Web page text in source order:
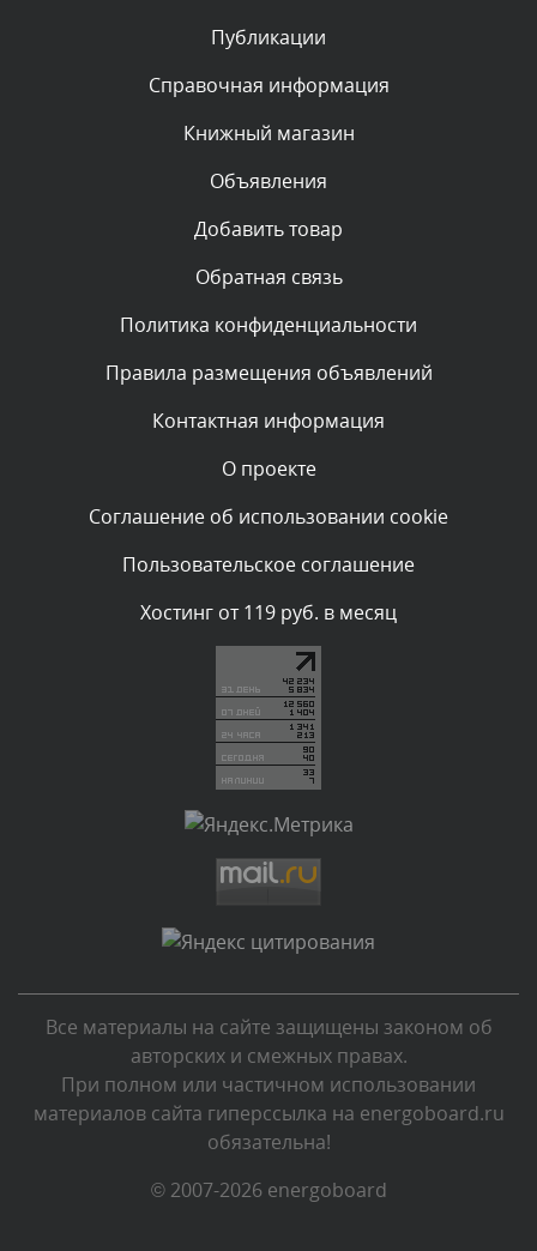
Комментарий проверяется
Текст комментария будет виден после проверки
администратором.
Комментарий проверяется
администратором.
Комментарий проверяется
администратором.
Комментарий проверяется
администратором.
Комментарий проверяется
Текст комментария будет виден после проверки
Комментарий проверяется
Текст комментария будет виден после проверки
администратором.
Текст комментария будет виден после проверки
администратором.
Комментарий проверяется
Текст комментария будет виден после проверки
администратором.
Сегодня, в 00:40
Комментарий проверяется
Публикации
Справочная информация
Книжный магазин
Объявления
Добавить товар
Обратная связь
Политика конфиденциальности
Правила размещения объявлений
Контактная информация
О проекте
Соглашение об использовании cookie
Пользовательское соглашение
Хостинг от 119 руб. в месяц
Все материалы на сайте защищены законом об
авторских и смежных правах.
При полном или частичном использовании
материалов сайта гиперссылка на energoboard.ru
обязательна!
© 2007-2026 energoboard